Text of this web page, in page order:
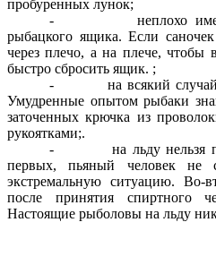
пробуренных лунок;
- неплохо иметь
рыбацкого ящика. Если
через плечо, а на плече, чтобы
быстро сбросить ящик. ;
- на всякий случай
Умудренные опытом рыбаки
заточенных крючка из
рукоятками;.
- на льду нельзя
первых, пьяный человек не
экстремальную ситуацию. Во-
после принятия спиртного
Настоящие рыболовы на льду